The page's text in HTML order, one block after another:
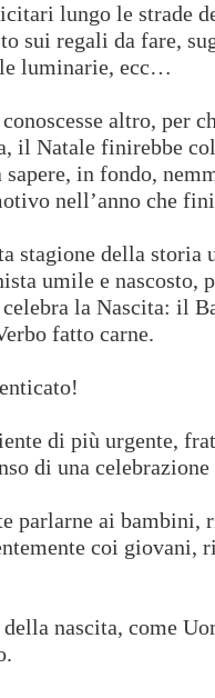
lungo le strade
sui regali da fare,
luminarie, ecc…
altro, per
il Natale finirebbe
sapere, in fondo,
nell’anno che
della storia
umile e nascosto,
la Nascita: il
fatto carne.
di più urgente,
di una
ai bambini,
coi giovani,
nascita, come